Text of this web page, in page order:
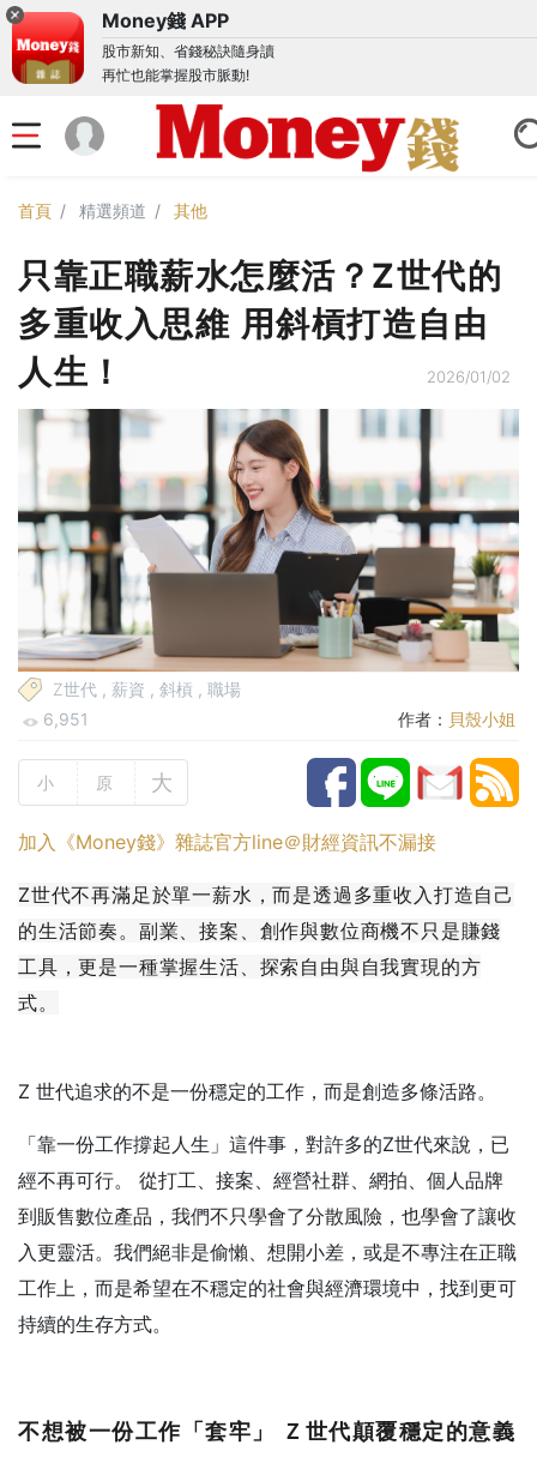
Money錢 APP
股市新知、省錢秘訣隨身讀
再忙也能掌握股市脈動!
首頁 精選頻道 其他
只靠正職薪水怎麼活？Z世代的
多重收入思維 用斜槓打造自由
人生！
2026/01/02
Z世代 , 薪資 , 斜槓 , 職場
6,951
作者： 貝殼小姐
小 原 大
加入《Money錢》雜誌官方line＠財經資訊不漏接
Z世代不再滿足於單一薪水，而是透過多重收入打造自己
的生活節奏。副業、接案、創作與數位商機不只是賺錢
工具，更是一種掌握生活、探索自由與自我實現的方
式。
Z 世代追求的不是一份穩定的工作，而是創造多條活路。
「靠一份工作撐起人生」這件事，對許多的Z世代來說，已
經不再可行。 從打工、接案、經營社群、網拍、個人品牌
到販售數位產品，我們不只學會了分散風險，也學會了讓收
入更靈活。我們絕非是偷懶、想開小差，或是不專注在正職
工作上，而是希望在不穩定的社會與經濟環境中，找到更可
持續的生存方式。
不想被一份工作「套牢」 Ｚ世代顛覆穩定的意義